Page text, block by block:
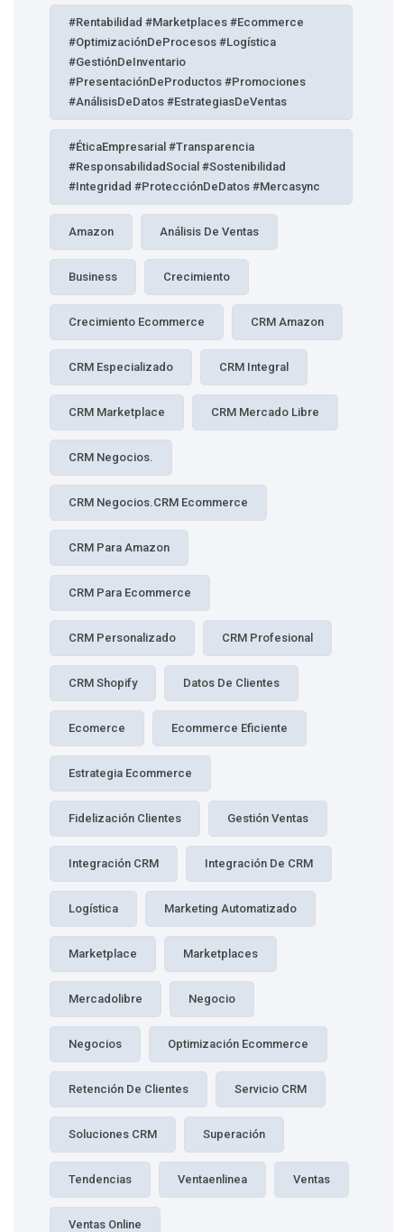
#Rentabilidad #Marketplaces #Ecommerce
#OptimizaciónDeProcesos #Logística
#GestiónDeInventario
#PresentaciónDeProductos #Promociones
#AnálisisDeDatos #EstrategiasDeVentas
#ÉticaEmpresarial #Transparencia
#ResponsabilidadSocial #Sostenibilidad
#Integridad #ProtecciónDeDatos #Mercasync
Amazon Análisis De Ventas
Business Crecimiento
Crecimiento Ecommerce CRM Amazon
CRM Especializado CRM Integral
CRM Marketplace CRM Mercado Libre
CRM Negocios.
CRM Negocios.CRM Ecommerce
CRM Para Amazon
CRM Para Ecommerce
CRM Personalizado CRM Profesional
CRM Shopify Datos De Clientes
Ecomerce Ecommerce Eficiente
Estrategia Ecommerce
Fidelización Clientes Gestión Ventas
Integración CRM Integración De CRM
Logística Marketing Automatizado
Marketplace Marketplaces
Mercadolibre Negocio
Negocios Optimización Ecommerce
Retención De Clientes Servicio CRM
Soluciones CRM Superación
Tendencias Ventaenlinea Ventas
Ventas Online